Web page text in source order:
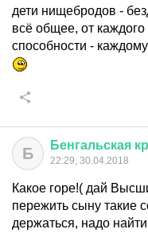
дети нищебродов -
всё общее, от каждого
способности -
Б Бенгальская
22:29, 30.04.2018
Какое горе!( дай
пережить сыну такие
держаться, надо